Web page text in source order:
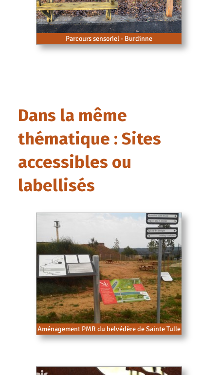
Parcours sensoriel - Burdinne
Dans la même
thématique : Sites
accessibles ou
labellisés
Aménagement PMR du belvédère de Sainte Tulle